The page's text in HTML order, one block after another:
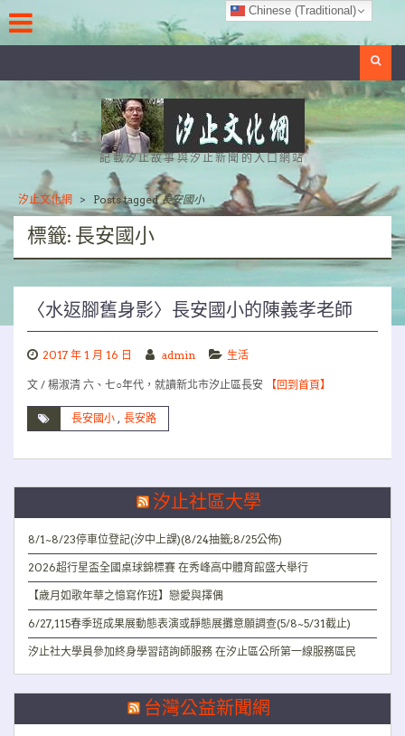
to
content
記載汐止故事與汐止新聞的入口網站
汐止文化網 > Posts tagged長安國小
標籤: 長安國小
〈水返腳舊身影〉長安國小的陳義孝老師
2017 年 1 月 16 日 admin 生活
文 / 楊淑清 六、七○年代，就讀新北市汐止區長安 【回到首頁】
長安國小 , 長安路
汐止社區大學
8/1~8/23停車位登記(汐中上課)(8/24抽籤;8/25公佈)
2026超行星盃全國桌球錦標賽 在秀峰高中體育館盛大舉行
【歲月如歌年華之憶寫作班】戀愛與擇偶
6/27,115春季班成果展動態表演或靜態展攤意願調查(5/8~5/31截止)
汐止社大學員參加終身學習諮詢師服務 在汐止區公所第一線服務區民
台灣公益新聞網
Chinese (Traditional)